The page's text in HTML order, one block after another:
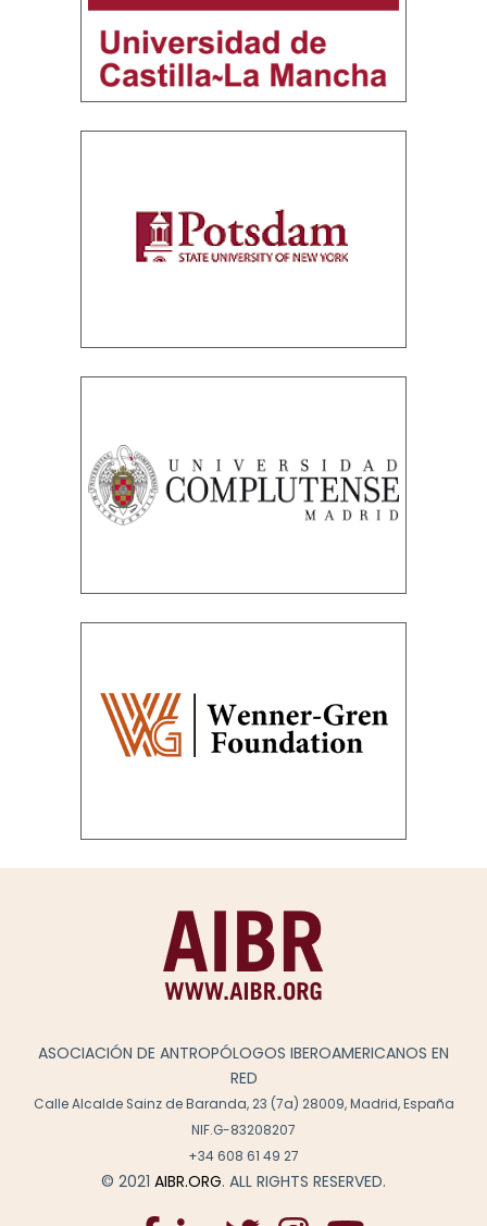
ASOCIACIÓN DE ANTROPÓLOGOS IBEROAMERICANOS EN
RED
Calle Alcalde Sainz de Baranda, 23 (7a) 28009, Madrid, España
NIF.G-83208207
+34 608 61 49 27
© 2021 AIBR.ORG. ALL RIGHTS RESERVED.